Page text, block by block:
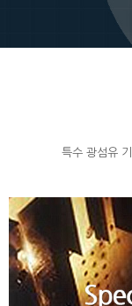
특수 광섬유